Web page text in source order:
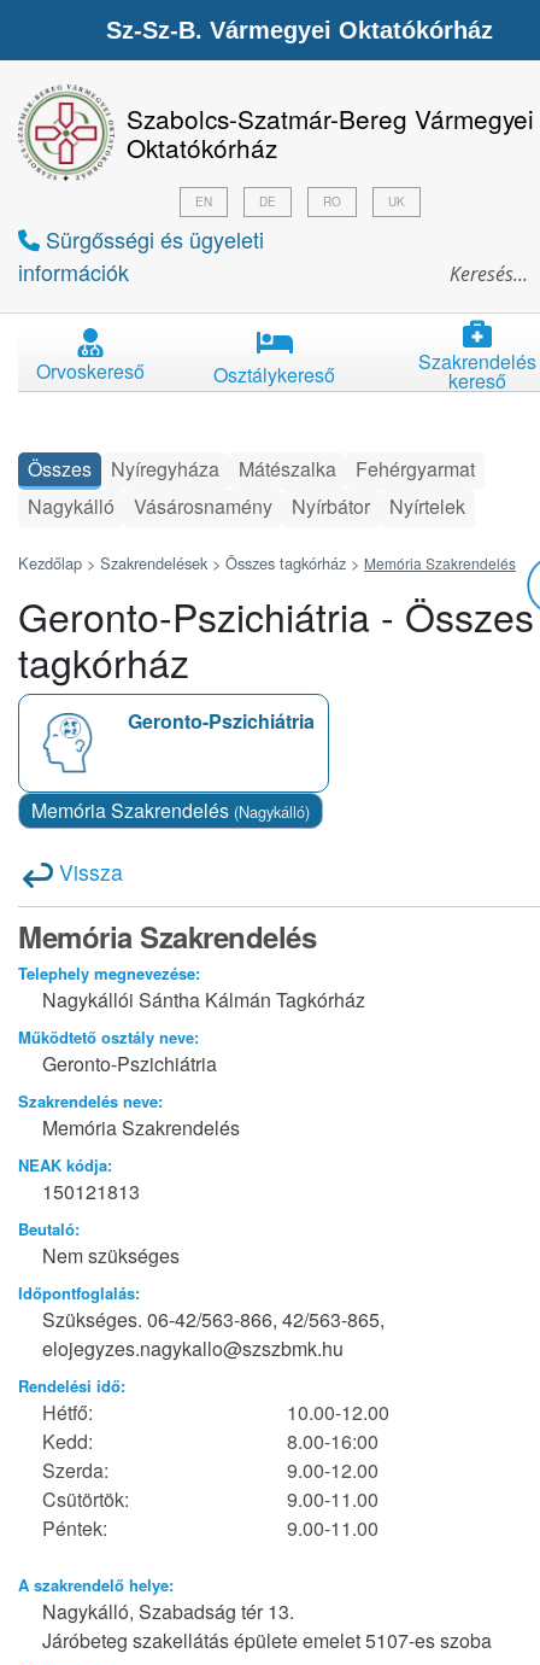
Szabolcs-Szatmár-Bereg Vármegyei
Oktatókórház
Sürgősségi és ügyeleti
információk
EN DE RO UK
Orvoskereső Osztálykereső Szakrendelés
kereső
Összes Nyíregyháza Mátészalka
Fehérgyarmat
Nagykálló
Vásárosnamény Nyírbátor Nyírtelek
Kezdőlap > Szakrendelések > Összes tagkórház > Memória Szakrendelés
Geronto-Pszichiátria - Összes
tagkórház
Geronto-Pszichiátria
Memória Szakrendelés (Nagykálló)
Vissza
Memória Szakrendelés
Telephely megnevezése:
Nagykállói Sántha Kálmán Tagkórház
Működtető osztály neve:
Geronto-Pszichiátria
Szakrendelés neve:
Memória Szakrendelés
NEAK kódja:
150121813
Beutaló:
Nem szükséges
Időpontfoglalás:
Szükséges. 06-42/563-866, 42/563-865,
elojegyzes.nagykallo@szszbmk.hu
Rendelési idő:
Hétfő:
10.00-12.00
Kedd:
8.00-16:00
Szerda:
9.00-12.00
Csütörtök:
9.00-11.00
Péntek:
9.00-11.00
A szakrendelő helye:
Nagykálló, Szabadság tér 13.
Járóbeteg szakellátás épülete emelet 5107-es szoba
Sz-Sz-B. Vármegyei Oktatókórház